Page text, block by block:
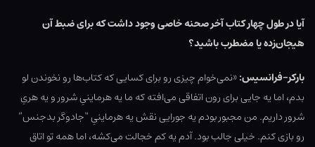
آیا در طول چهار کتاب آخر صحنه خاصی وجود داشت که برای ضبط آن
هیجان‌زده یا مضطرب باشید؟
بارکر-فرانسیس:«نمی‌خوام چیزی رو برای کسایی که کتاب‌ها رو نخوندن لو
بدم، اما یه جایی برای رون اتفاقی می‌افته که ما یه هرماینیِ شرور و یه هریِ
شرور داریم. من مجبور بودم یه جورایی نقش یه هرماینیِ “جادوگر بدجنس”
رو بازی کنم. خیلی جالب بود. آدم یه کم خجالت می‌کشه، اما همه تو اتاق